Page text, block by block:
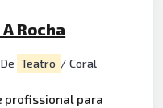
Rocha
Teatro / Coral
profissional para